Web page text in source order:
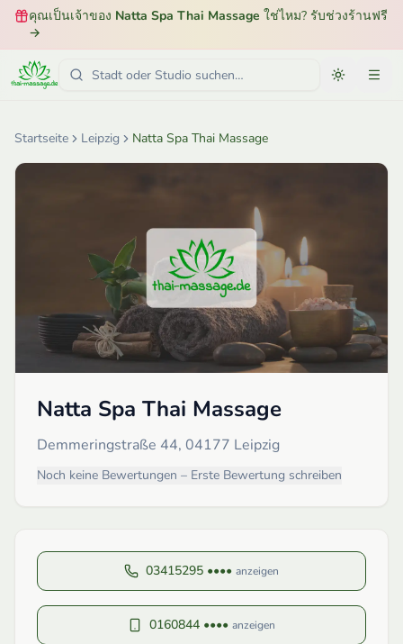
คุณเป็นเจ้าของ Natta Spa Thai Massage ใช่ไหม? รับช่วงร้านฟรี
→
Startseite Leipzig Natta Spa Thai Massage
Natta Spa Thai Massage
Demmeringstraße 44, 04177 Leipzig
Noch keine Bewertungen – Erste Bewertung schreiben
03415295 •••• anzeigen
0160844 •••• anzeigen